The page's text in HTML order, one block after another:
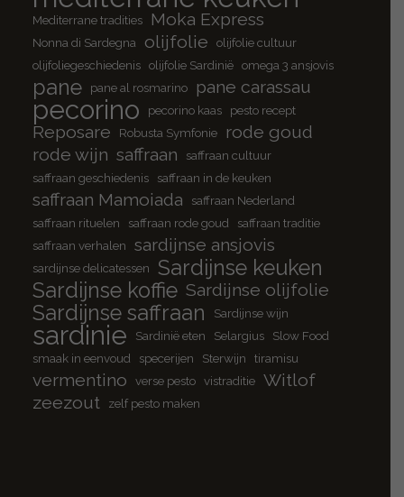
Mediterrane tradities Moka Express
Nonna di Sardegna olijfolie
olijfolie cultuur
olijfoliegeschiedenis olijfolie Sardinië omega 3 ansjovis
pane pane al rosmarino pane carassau
pecorino pecorino kaas pesto recept
Reposare Robusta Symfonie
rode goud
rode wijn saffraan
saffraan cultuur
saffraan geschiedenis
saffraan in de keuken
saffraan Mamoiada
saffraan Nederland
saffraan rituelen
saffraan rode goud
saffraan traditie
saffraan verhalen
sardijnse ansjovis
sardijnse delicatessen
Sardijnse keuken
Sardijnse koffie Sardijnse olijfolie
Sardijnse saffraan Sardijnse wijn
sardinie Sardinië eten Selargius
Slow Food
smaak in eenvoud
specerijen Sterwijn tiramisu
vermentino verse pesto vistraditie Witlof
zeezout
zelf pesto maken